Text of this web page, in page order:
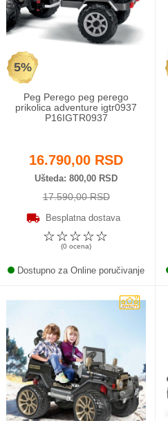
Odeća i obuća
Igračke za bebe i decu
AKCIJA
Prodavnica
Call Centar
011 438 1 000
5%
Peg Perego peg perego
prikolica adventure igtr0937
P16IGTR0937
16.790,00 RSD
Ušteda 800,00 RSD
17.590,00 RSD
Besplatna dostava
☆
☆
☆
☆
☆
(0 ocena)
Dostupno za Online poručivanje